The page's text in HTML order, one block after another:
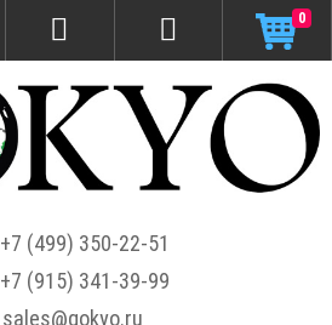
+7 (499) 350-22-51
+7 (915) 341-39-99
sales@gokyo.ru
0